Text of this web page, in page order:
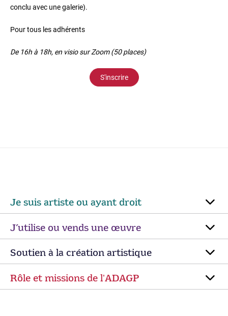
conclu avec une galerie).
Pour tous les adhérents
De 16h à 18h, en visio sur Zoom (50 places)
S'inscrire
Je suis artiste ou ayant droit
J’utilise ou vends une œuvre
Soutien à la création artistique
Rôle et missions de lʼADAGP